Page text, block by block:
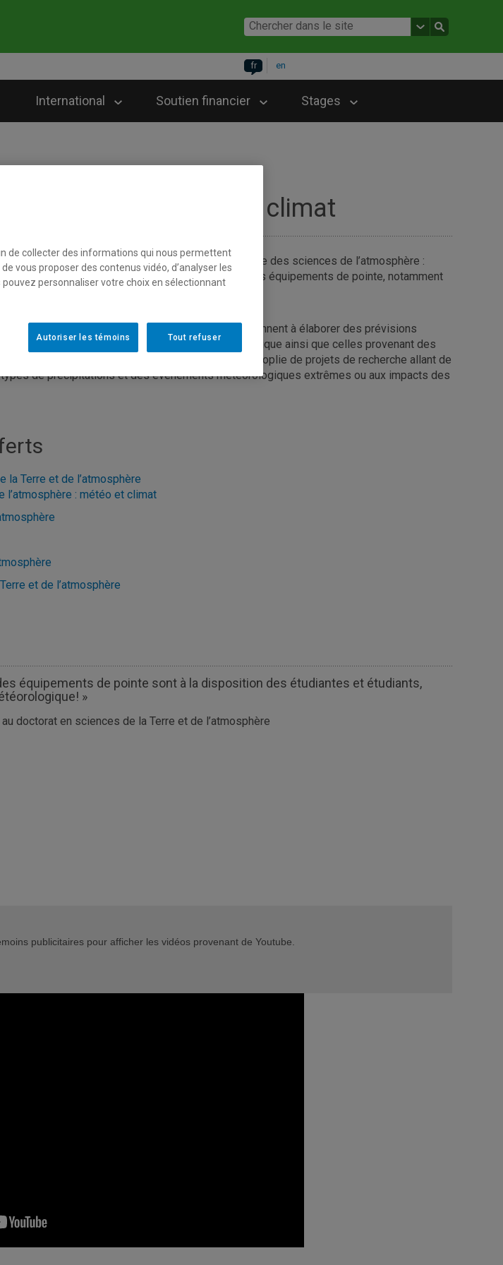
fr en
International Soutien financier Stages
: météo et climat
offrir une formation aux trois cycles dans le domaine des sciences de l’atmosphère :
met à la disposition des étudiantes et étudiants des équipements de pointe, notamment
en plein centre-ville de Montréal.
théorie et pratique, les étudiantes et étudiants apprennent à élaborer des prévisions
à interpréter les données d’observation météorologique ainsi que celles provenant des
Elles et ils peuvent s’impliquer dans une panoplie de projets de recherche allant de
de précipitations et des évènements météorologiques extrêmes ou aux impacts des
la Terre et de l’atmosphère
l’atmosphère : météo et climat
et de l’atmosphère
équipements de pointe sont à la disposition des étudiantes et étudiants,
»
doctorat en sciences de la Terre et de l’atmosphère
publicitaires pour afficher les vidéos provenant de Youtube.
de collecter des informations qui nous permettent
vous proposer des contenus vidéo, d’analyser les
personnaliser votre choix en sélectionnant
Tout refuser
Autoriser les témoins